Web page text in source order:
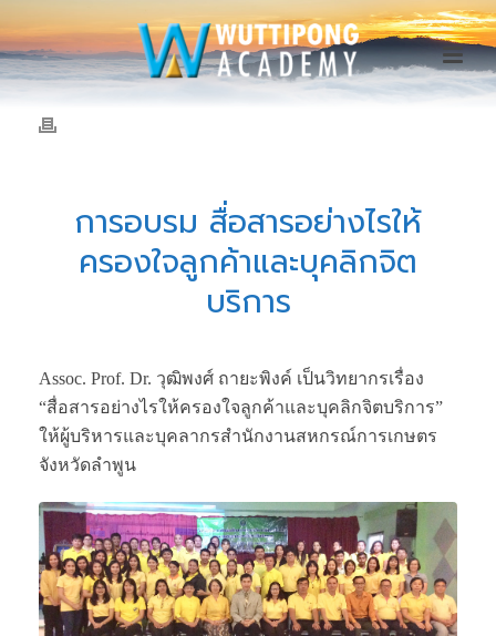
การอบรม สื่อสารอย่างไรให้
ครองใจลูกค้าและบุคลิกจิต
บริการ
Assoc. Prof. Dr. วุฒิพงศ์ ถายะพิงค์ เป็นวิทยากรเรื่อง
“สื่อสารอย่างไรให้ครองใจลูกค้าและบุคลิกจิตบริการ”
ให้ผู้บริหารและบุคลากรสำนักงานสหกรณ์การเกษตร
จังหวัดลำพูน